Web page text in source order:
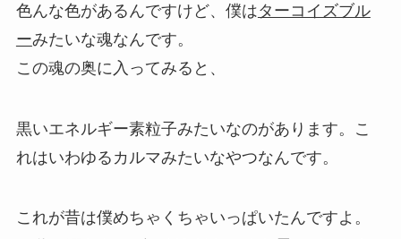
色んな色があるんですけど、僕はターコイズブル
ーみたいな魂なんです。
この魂の奥に入ってみると、
黒いエネルギー素粒子みたいなのがあります。こ
れはいわゆるカルマみたいなやつなんです。
これが昔は僕めちゃくちゃいっぱいたんですよ。